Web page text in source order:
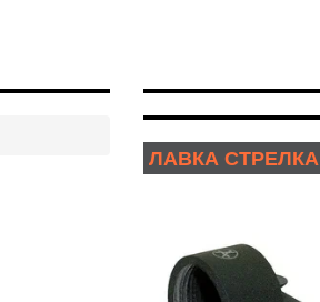
ЛАВКА СТРЕЛКА